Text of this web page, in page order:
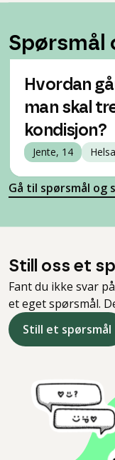
Spørsmål
Hvordan
man skal
kondisjon?
Jente, 14
Gå til spørsmål og
Still oss et
Fant du ikke svar
et eget spørsmål.
Still et spørsmål